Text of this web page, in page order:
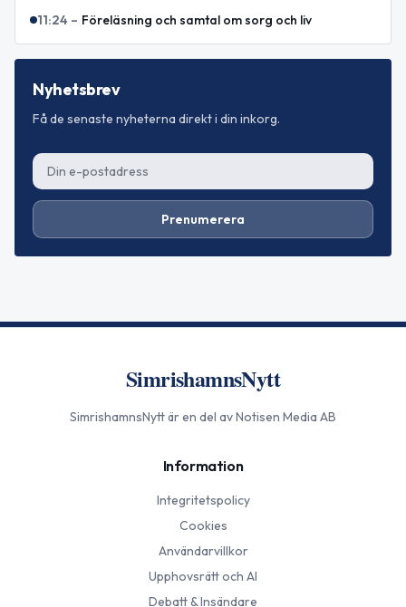
11:24 – Föreläsning och samtal om sorg och liv
Nyhetsbrev
Få de senaste nyheterna direkt i din inkorg.
Prenumerera
SimrishamnsNytt
SimrishamnsNyttär en del av Notisen Media AB
Information
Integritetspolicy
Cookies
Användarvillkor
Upphovsrätt och AI
Debatt & Insändare